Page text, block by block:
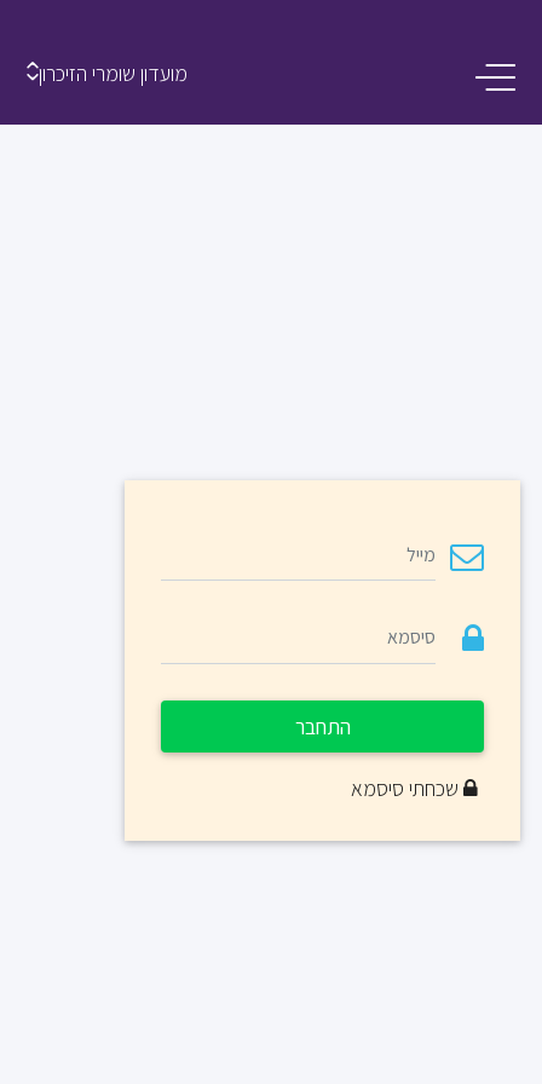
מועדון שומרי הזיכרון
התחבר
שכחתי סיסמא